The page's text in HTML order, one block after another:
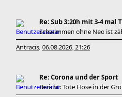
Schwimmen ohne Neo ist
Antracis, 06.08.2026, 21:26
Re: Corona und der Sport
Bericht: Tote Hose in der